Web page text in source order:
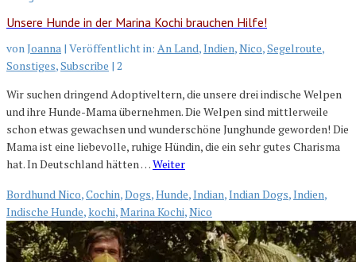
Unsere Hunde in der Marina Kochi brauchen Hilfe!
vonJoanna | Veröffentlicht in: An Land,Indien,Nico,Segelroute,
Sonstiges,Subscribe | 2
Wir suchen dringend Adoptiveltern, die unsere drei indische Welpen
und ihre Hunde-Mama übernehmen. Die Welpen sind mittlerweile
schon etwas gewachsen und wunderschöne Junghunde geworden! Die
Mama ist eine liebevolle, ruhige Hündin, die ein sehr gutes Charisma
hat. In Deutschland hätten …Weiter
Bordhund Nico,Cochin,Dogs,Hunde,Indian,Indian Dogs,Indien,
Indische Hunde, kochi,Marina Kochi,Nico